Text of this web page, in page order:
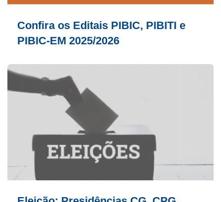
Confira os Editais PIBIC, PIBITI e
PIBIC-EM 2025/2026